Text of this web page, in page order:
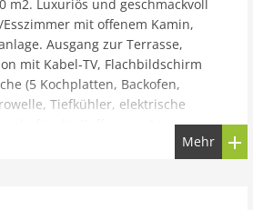
m2. Luxuriös und geschmackvoll
mit offenem Kamin,
Ausgang zur Terrasse,
mit Kabel-TV, Flachbildschirm
(5 Kochplatten, Backofen,
Tiefkühler, elektrische
für die Kaffeemaschine
Bar. Bodenheizung. Unteres
mit 1 franz. Bett und Bad/WC.
Mehr